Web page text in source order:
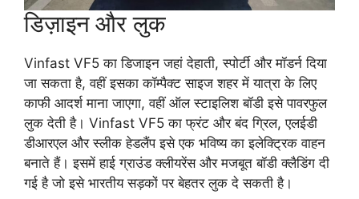
डिज़ाइन और लुक
Vinfast VF5 का डिजाइन जहां देहाती, स्पोर्टी और मॉडर्न दिया
जा सकता है, वहीं इसका कॉम्पैक्ट साइज शहर में यात्रा के लिए
काफी आदर्श माना जाएगा, वहीं ऑल स्टाइलिश बॉडी इसे पावरफुल
लुक देती है। Vinfast VF5 का फ्रंट और बंद ग्रिल, एलईडी
डीआरएल और स्लीक हेडलैंप इसे एक भविष्य का इलेक्ट्रिक वाहन
बनाते हैं। इसमें हाई ग्राउंड क्लीयरेंस और मजबूत बॉडी क्लैडिंग दी
गई है जो इसे भारतीय सड़कों पर बेहतर लुक दे सकती है।